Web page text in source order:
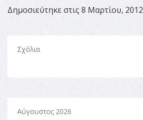
Δημοσιεύτηκε στις 8 Μαρτίου, 2012
Σχόλια
Αύγουστος 2026